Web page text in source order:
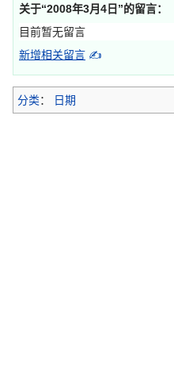
关于“2008年3月4日”的留言：
目前暂无留言
新增相关留言 ✍
分类： 日期